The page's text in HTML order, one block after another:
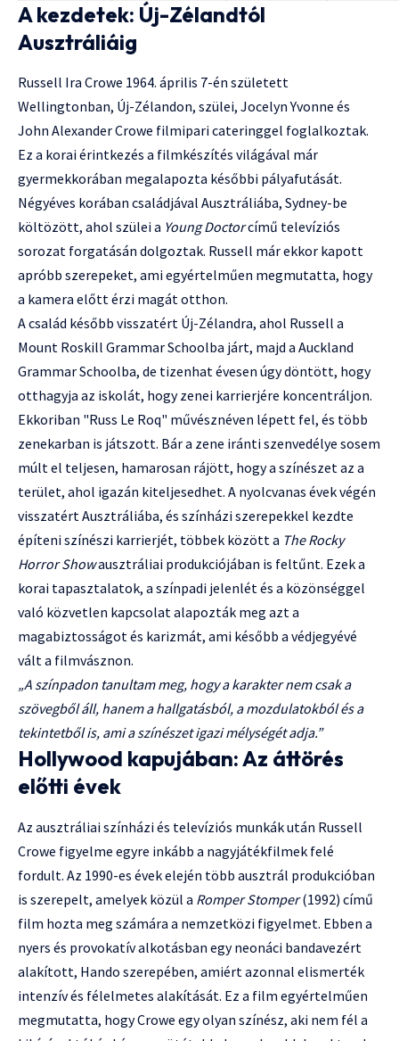
A kezdetek: Új-Zélandtól
Ausztráliáig
Russell Ira Crowe 1964. április 7-én született
Wellingtonban, Új-Zélandon, szülei, Jocelyn Yvonne és
John Alexander Crowe filmipari cateringgel foglalkoztak.
Ez a korai érintkezés a filmkészítés világával már
gyermekkorában megalapozta későbbi pályafutását.
Négyéves korában családjával Ausztráliába, Sydney-be
költözött, ahol szülei a Young Doctorcímű televíziós
sorozat forgatásán dolgoztak. Russell már ekkor kapott
apróbb szerepeket, ami egyértelműen megmutatta, hogy
a kamera előtt érzi magát otthon.
A család később visszatért Új-Zélandra, ahol Russell a
Mount Roskill Grammar Schoolba járt, majd a Auckland
Grammar Schoolba, de tizenhat évesen úgy döntött, hogy
otthagyja az iskolát, hogy zenei karrierjére koncentráljon.
Ekkoriban "Russ Le Roq" művésznéven lépett fel, és több
zenekarban is játszott. Bár a zene iránti szenvedélye sosem
múlt el teljesen, hamarosan rájött, hogy a színészet az a
terület, ahol igazán kiteljesedhet. A nyolcvanas évek végén
visszatért Ausztráliába, és színházi szerepekkel kezdte
építeni színészi karrierjét, többek között a The Rocky
Horror Showausztráliai produkciójában is feltűnt. Ezek a
korai tapasztalatok, a színpadi jelenlét és a közönséggel
való közvetlen kapcsolat alapozták meg azt a
magabiztosságot és karizmát, ami később a védjegyévé
vált a filmvásznon.
„A színpadon tanultam meg, hogy a karakter nem csak a
szövegből áll, hanem a hallgatásból, a mozdulatokból és a
tekintetből is, ami a színészet igazi mélységét adja.”
Hollywood kapujában: Az áttörés
előtti évek
Az ausztráliai színházi és televíziós munkák után Russell
Crowe figyelme egyre inkább a nagyjátékfilmek felé
fordult. Az 1990-es évek elején több ausztrál produkcióban
is szerepelt, amelyek közül a Romper Stomper(1992) című
film hozta meg számára a nemzetközi figyelmet. Ebben a
nyers és provokatív alkotásban egy neonáci bandavezért
alakított, Hando szerepében, amiért azonnal elismerték
intenzív és félelmetes alakítását. Ez a film egyértelműen
megmutatta, hogy Crowe egy olyan színész, aki nem fél a